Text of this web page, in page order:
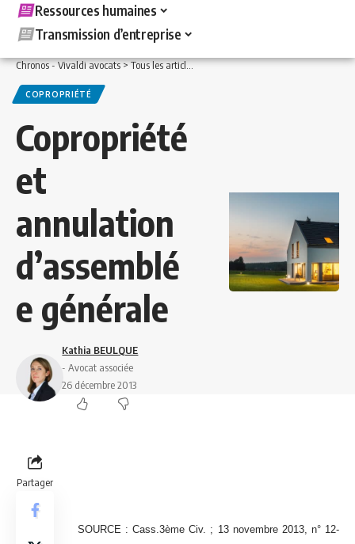
Ressources humaines
Transmission d’entreprise
Chronos - Vivaldi avocats>Tous les articles >Immobilier>Copropriété>
COPROPRIÉTÉ
Copropriété
et
annulation
d’assemblé
e générale
Kathia BEULQUE
- Avocat associée
26 décembre 2013
Partager
SOURCE : Cass.3ème Civ. ; 13 novembre 2013, n° 12-